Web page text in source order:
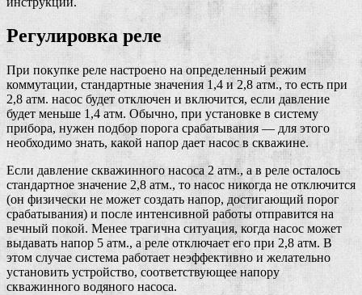
Регулировка реле
При покупке реле настроено на определенный режим
коммутации, стандартные значения 1,4 и 2,8 атм., то есть при
2,8 атм. насос будет отключен и включится, если давление
будет меньше 1,4 атм. Обычно, при установке в систему
прибора, нужен подбор порога срабатывания — для этого
необходимо знать, какой напор дает насос в скважине.
Если давление скважинного насоса 2 атм., а в реле осталось
стандартное значение 2,8 атм., то насос никогда не отключится
(он физически не может создать напор, достигающий порог
срабатывания) и после интенсивной работы отправится на
вечный покой. Менее трагична ситуация, когда насос может
выдавать напор 5 атм., а реле отключает его при 2,8 атм. В
этом случае система работает неэффективно и желательно
установить устройство, соответствующее напору
скважинного водяного насоса.